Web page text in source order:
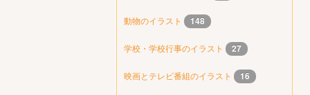
動物のイラスト 148
学校・学校行事のイラスト 27
映画とテレビ番組のイラスト 16